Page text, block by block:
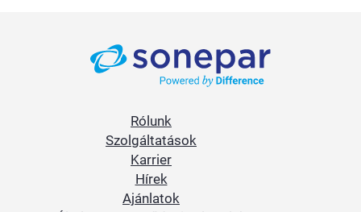
Rólunk
Szolgáltatások
Karrier
Hírek
Ajánlatok